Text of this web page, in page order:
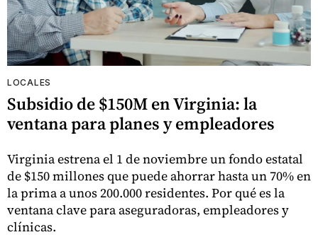
LOCALES
Subsidio de $150M en Virginia: la
ventana para planes y empleadores
Virginia estrena el 1 de noviembre un fondo estatal
de $150 millones que puede ahorrar hasta un 70% en
la prima a unos 200.000 residentes. Por qué es la
ventana clave para aseguradoras, empleadores y
clínicas.